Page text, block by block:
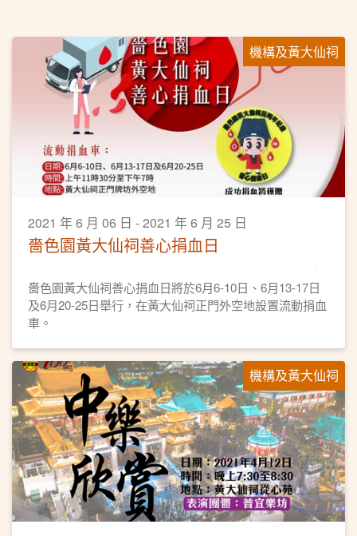
機構及黃大仙祠
2021 年 6 月 06 日 - 2021 年 6 月 25 日
嗇色園黃大仙祠善心捐血日
嗇色園黃大仙祠善心捐血日將於6月6-10日、6月13-17日
及6月20-25日舉行，在黃大仙祠正門外空地設置流動捐血
車。
機構及黃大仙祠